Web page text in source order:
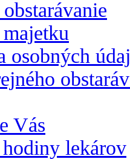
osobných
Vás
lekárov